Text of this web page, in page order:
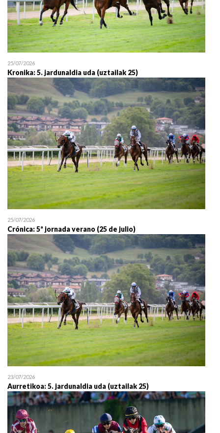
25/07/2026
Kronika: 5. jardunaldia uda (uztailak 25)
25/07/2026
Crónica: 5ª jornada verano (25 de julio)
23/07/2026
Aurretikoa: 5. jardunaldia uda (uztailak 25)